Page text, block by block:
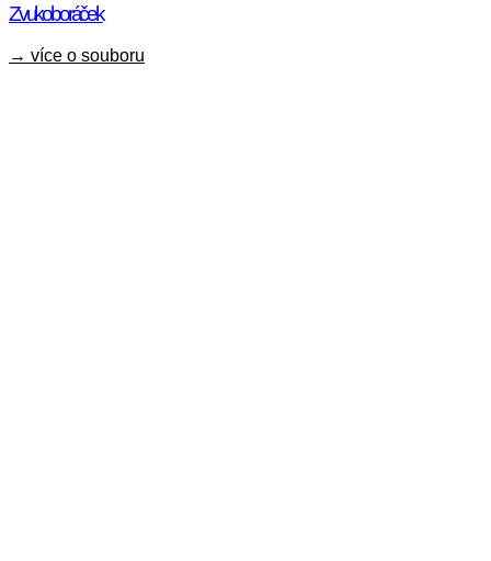
Zvukoboráček
→ více o souboru